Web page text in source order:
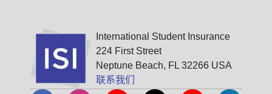
International Student Insurance
224 First Street
Neptune Beach, FL 32266 USA
联系我们